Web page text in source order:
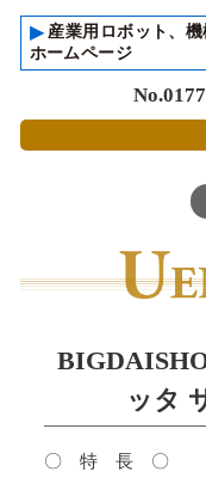
▸産業用ロボット、
ホームページ
ッタ
〇 特 長 〇